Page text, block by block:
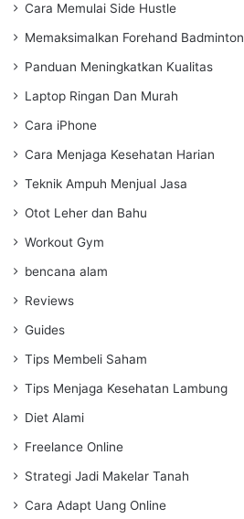
Cara Memulai Side Hustle
Memaksimalkan Forehand Badminton
Panduan Meningkatkan Kualitas
Laptop Ringan Dan Murah
Cara iPhone
Cara Menjaga Kesehatan Harian
Teknik Ampuh Menjual Jasa
Otot Leher dan Bahu
Workout Gym
bencana alam
Reviews
Guides
Tips Membeli Saham
Tips Menjaga Kesehatan Lambung
Diet Alami
Freelance Online
Strategi Jadi Makelar Tanah
Cara Adapt Uang Online